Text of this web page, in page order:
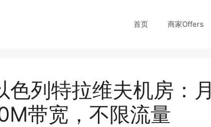
首页 商家Offers
列特拉维夫机房：月
带宽，不限流量